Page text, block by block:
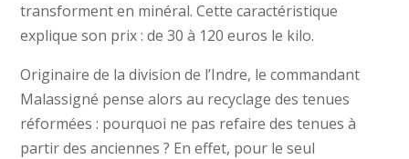
transforment en minéral. Cette caractéristique
explique son prix : de 30 à 120 euros le kilo.
Originaire de la division de l’Indre, le commandant
Malassigné pense alors au recyclage des tenues
réformées : pourquoi ne pas refaire des tenues à
partir des anciennes ? En effet, pour le seul